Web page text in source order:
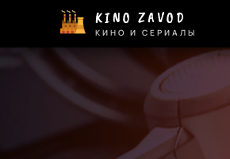
KINO ZAVOD
КИНО И СЕРИАЛЫ